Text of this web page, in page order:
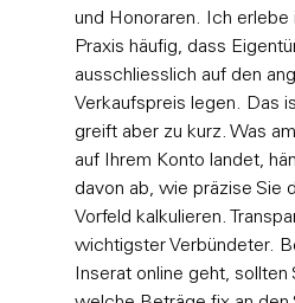
und Honoraren. Ich erlebe
Praxis häufig, dass
ausschliesslich auf den
Verkaufspreis legen. Das
greift aber zu kurz. Was
auf Ihrem Konto landet,
davon ab, wie präzise Sie
Vorfeld kalkulieren.
wichtigster Verbündeter.
Inserat online geht,